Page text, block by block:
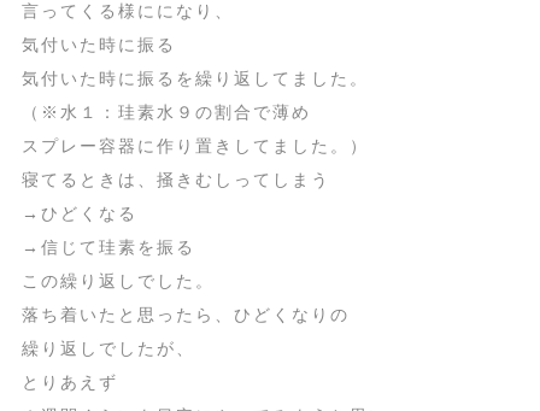
言ってくる様にになり、
気付いた時に振る
気付いた時に振るを繰り返してました。
（※水１：珪素水９の割合で薄め
スプレー容器に作り置きしてました。）
寝てるときは、掻きむしってしまう
→ひどくなる
→信じて珪素を振る
この繰り返しでした。
落ち着いたと思ったら、ひどくなりの
繰り返しでしたが、
とりあえず